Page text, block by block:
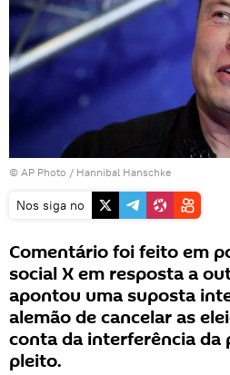
© AP Photo / Hannibal Hanschke
Nos siga no
Comentário foi feito em
social X em resposta a
apontou uma suposta
alemão de cancelar as
conta da interferência da
pleito.